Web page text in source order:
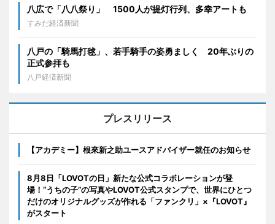
八広で「八八祭り」 1500人が提灯行列、多幸アートも
すみだ経済新聞
八戸の「騎馬打毬」、若手騎手の姿勇ましく 20年ぶりの
正式参拝も
八戸経済新聞
プレスリリース
【アカデミー】根來新之助ユースアドバイザー就任のお知らせ
8月8日「LOVOTの日」新たな公式コラボレーションが登
場！“うちの子”の写真やLOVOT公式スタンプで、世界にひとつ
だけのオリジナルグッズが作れる「ファンクリ」×『LOVOT』
がスタート